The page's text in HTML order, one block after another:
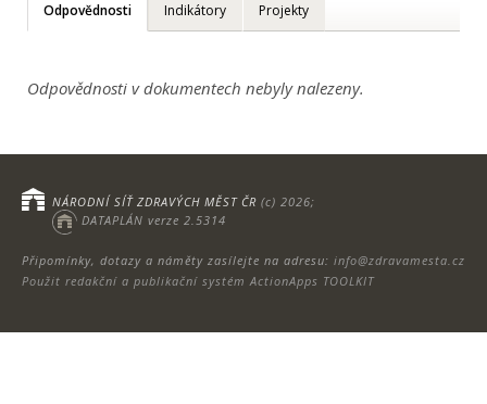
Odpovědnosti Indikátory Projekty
Odpovědnosti v dokumentech nebyly nalezeny.
Připomínky, dotazy a náměty zasílejte na adresu: info@zdravamesta.cz
Použit redakční a publikační systém ActionApps TOOLKIT
NÁRODNÍ SÍŤ ZDRAVÝCH MĚST ČR (c) 2026;
DATAPLÁN verze 2.5314